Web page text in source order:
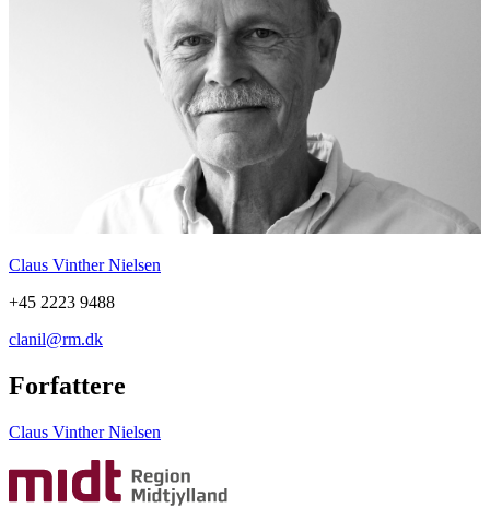
Claus Vinther Nielsen
+45 2223 9488
clanil@rm.dk
Forfattere
Claus Vinther Nielsen